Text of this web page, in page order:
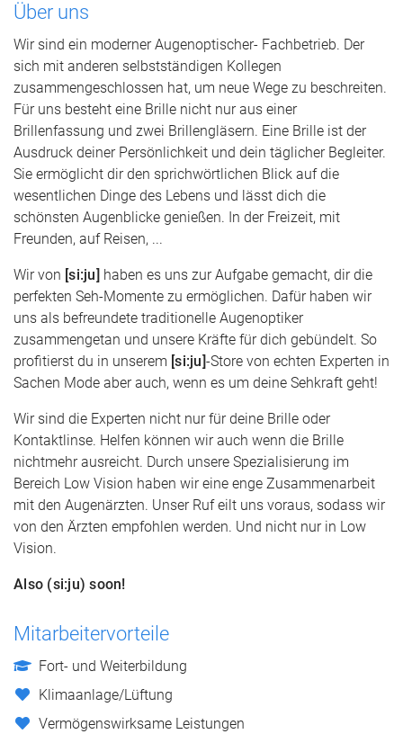
Über uns
Wir sind ein moderner Augenoptischer- Fachbetrieb. Der
sich mit anderen selbstständigen Kollegen
zusammengeschlossen hat, um neue Wege zu beschreiten.
Für uns besteht eine Brille nicht nur aus einer
Brillenfassung und zwei Brillengläsern. Eine Brille ist der
Ausdruck deiner Persönlichkeit und dein täglicher Begleiter.
Sie ermöglicht dir den sprichwörtlichen Blick auf die
wesentlichen Dinge des Lebens und lässt dich die
schönsten Augenblicke genießen. In der Freizeit, mit
Freunden, auf Reisen, ...
Wir von [si:ju] haben es uns zur Aufgabe gemacht, dir die
perfekten Seh-Momente zu ermöglichen. Dafür haben wir
uns als befreundete traditionelle Augenoptiker
zusammengetan und unsere Kräfte für dich gebündelt. So
profitierst du in unserem [si:ju]-Store von echten Experten in
Sachen Mode aber auch, wenn es um deine Sehkraft geht!
Wir sind die Experten nicht nur für deine Brille oder
Kontaktlinse. Helfen können wir auch wenn die Brille
nichtmehr ausreicht. Durch unsere Spezialisierung im
Bereich Low Vision haben wir eine enge Zusammenarbeit
mit den Augenärzten. Unser Ruf eilt uns voraus, sodass wir
von den Ärzten empfohlen werden. Und nicht nur in Low
Vision.
Also (si:ju) soon!
Mitarbeitervorteile
Fort- und Weiterbildung
Klimaanlage/Lüftung
Vermögenswirksame Leistungen